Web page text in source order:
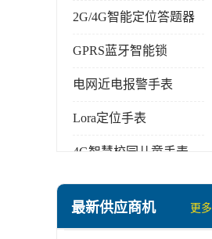
2G/4G智能定位答题器
GPRS蓝牙智能锁
电网近电报警手表
Lora定位手表
4G智慧校园儿童手表
指静脉识别智能锁
最新供应商机 更多